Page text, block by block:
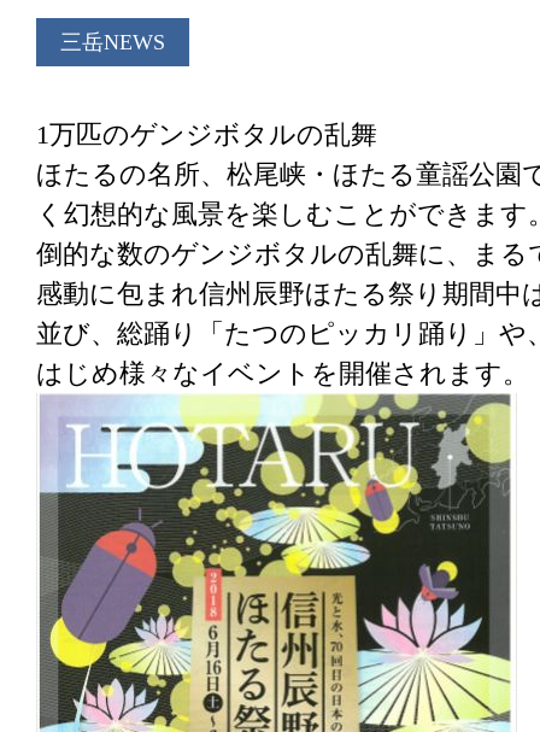
三岳NEWS
1万匹のゲンジボタルの乱舞
ほたるの名所、松尾峡・ほたる童謡公園
く幻想的な風景を楽しむことができま
倒的な数のゲンジボタルの乱舞に、ま
感動に包まれ信州辰野ほたる祭り期間中
並び、総踊り「たつのピッカリ踊り」
はじめ様々なイベントを開催されます。